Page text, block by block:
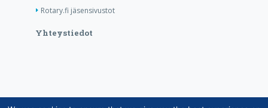
Rotary.fi jäsensivustot
Yhteystiedot